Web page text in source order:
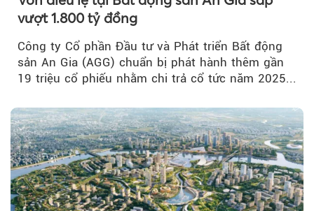
vượt 1.800 tỷ đồng
Công ty Cổ phần Đầu tư và Phát triển Bất động
sản An Gia (AGG) chuẩn bị phát hành thêm gần
19 triệu cổ phiếu nhằm chi trả cổ tức năm 2025...